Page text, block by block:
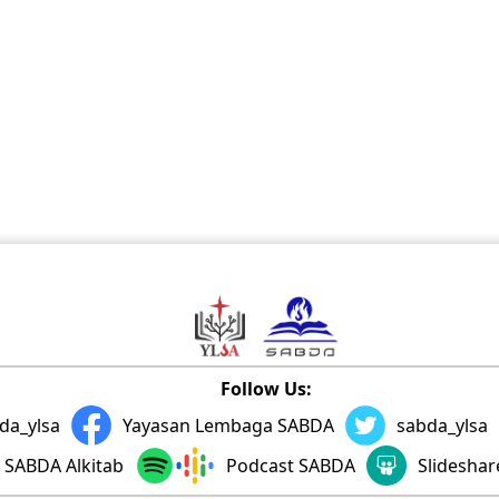
Follow Us:
Yayasan Lembaga SABDA
sabda_ylsa
SABDA Alkitab
Podcast SABDA